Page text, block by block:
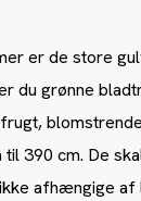
er de store
du grønne
390 cm. De
afhængige af